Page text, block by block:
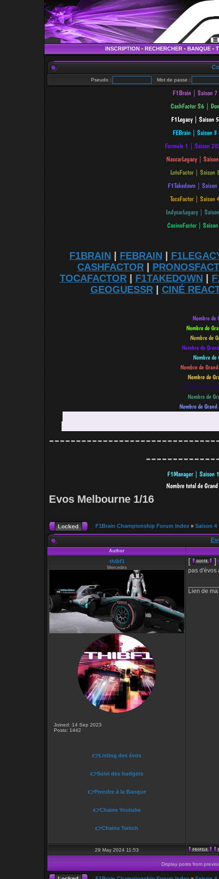
INSCRIPTION • RECHERCHER • BANQUE •
Pseudo : Mot de passe :
F1BRAIN FEBRAIN
CASHFACTOR
TOCAFACTOR
F1TAKEDOWN
GEOGUESSR| CINÉ
Evos Melbourne 1/16
F1Brain Championship Forum Index » Saison 4
Author
thibf1
Mercedes
Joined: 14 Sep 2023
Posts: 1442
👉Listing des évos
👉Suivi des budgets
👉Prendre à la Banque
👉Chaine Youtube
👉Chaine Twitch
[ ]
pas d'évos
Lien de
29 May 2024 11:53
Display posts from